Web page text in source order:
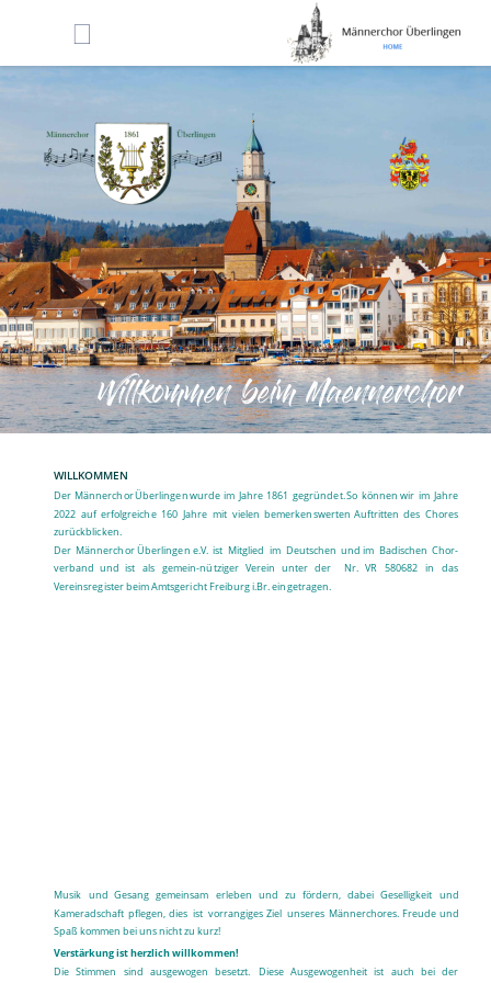
WILLKOMMEN
Der MännerchorÜberlingenwurde im Jahre 1861 gegründet.So können wir im Jahre
2022 auf erfolgreiche 160 Jahre mit vielen bemerkenswerten Auftritten des Chores
zurückblicken.
Der Männerchor Überlingen e.V. ist Mitglied im Deutschen und im Badischen Chor-
verband und ist als gemein-nütziger Verein unter der Nr. VR 580682 in
das
Vereinsregister beim Amtsgericht Freiburg i.Br. eingetragen.
Musik und Gesang gemeinsam erleben und zu fördern, dabei Geselligkeit und
Kameradschaft pflegen, dies ist vorrangiges Ziel unseres Männerchores. Freude und
Spaß kommen bei uns nicht zu kurz!
Verstärkung ist herzlich willkommen!
Die Stimmen sind ausgewogen besetzt. Diese Ausgewogenheit ist auch bei der
Willkommen beim Maennerchor